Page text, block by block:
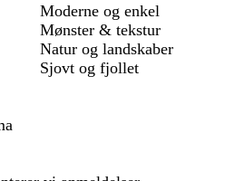
Moderne og enkel
Mønster & tekstur
Natur og landskaber
Sjovt og fjollet